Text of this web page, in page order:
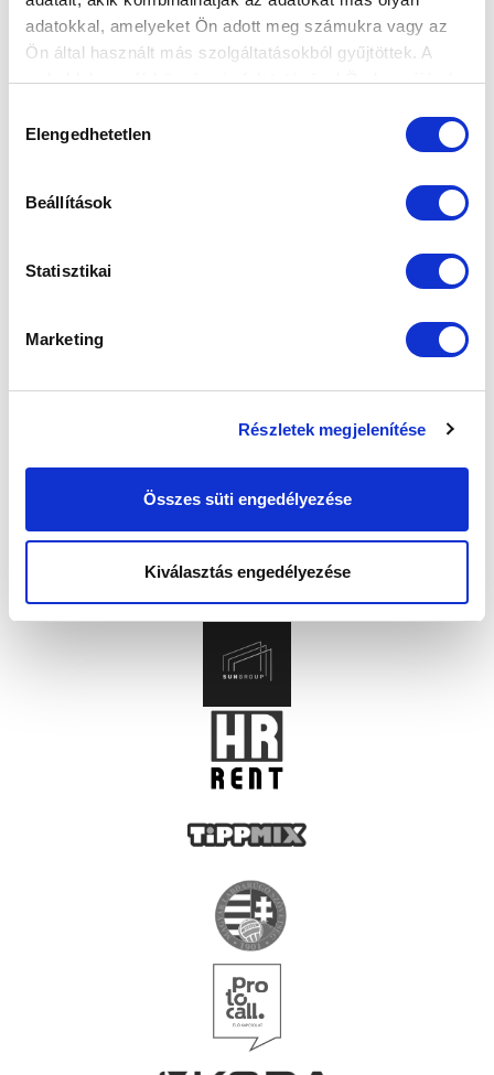
adatokkal, amelyeket Ön adott meg számukra vagy az
Ön által használt más szolgáltatásokból gyűjtöttek. A
weboldalon való böngészés folytatásával Ön hozzájárul a
kiválasztása
Elengedhetetlen
Beállítások
Statisztikai
Marketing
Részletek megjelenítése
Összes süti engedélyezése
Kiválasztás engedélyezése
SZPONZOROK